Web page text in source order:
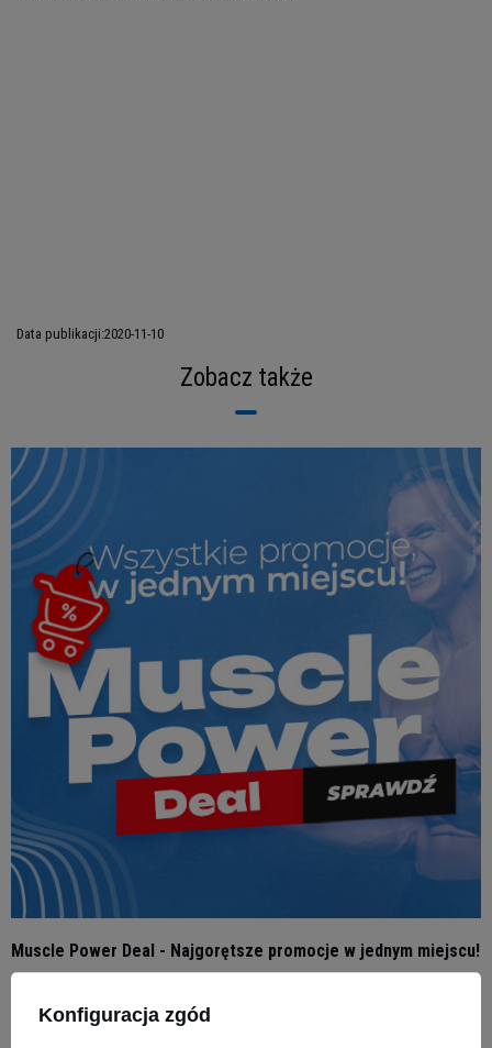
Data publikacji:2020-11-10
Zobacz także
Muscle Power Deal - Najgorętsze promocje w jednym miejscu!
Konfiguracja zgód